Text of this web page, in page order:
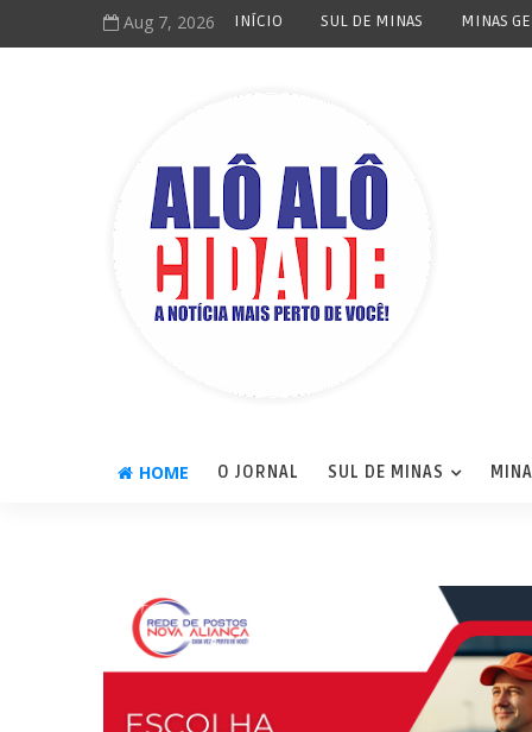
Aug 7, 2026 INÍCIO SUL DE MINAS MINAS
HOME O JORNAL SUL DE MINAS